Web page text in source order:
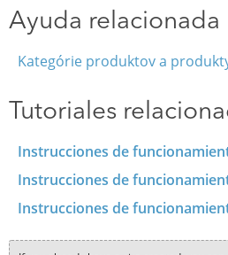
Ayuda relacionada
Kategórie produktov a
Tutoriales
Instrucciones de
Instrucciones de
Instrucciones de